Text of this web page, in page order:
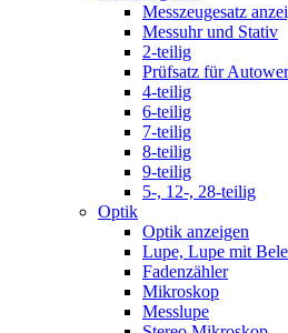
Messzeugesatz
Messuhr und Stativ
2-teilig
Prüfsatz für
4-teilig
6-teilig
7-teilig
8-teilig
9-teilig
5-, 12-, 28-teilig
Optik
Optik anzeigen
Lupe, Lupe mit
Fadenzähler
Mikroskop
Messlupe